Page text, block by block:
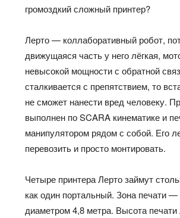
громоздкий сложный принтер?
Лерто— коллаборативный робот,
движущаяся часть у него лёгкая,
невысокой мощности с обратной
сталкивается с препятствием, то
не сможет нанести вред человеку.
выполнен по SCARA кинематике и
манипулятором рядом с собой. Его
перевозить и просто монтировать.
Четыре принтераЛертозаймут
как один портальный.Зона печати
диаметром 4,8 метра. Высота